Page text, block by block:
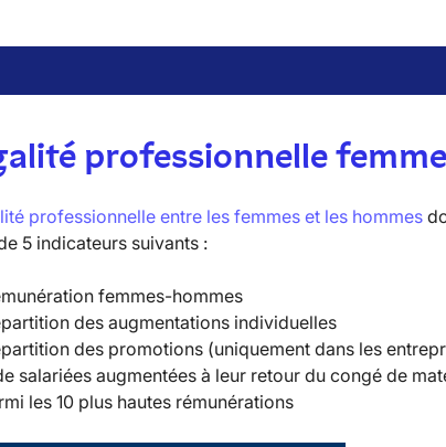
professionnelle
professionnelle entre les femmes et les hommes
5 indicateurssuivants :
femmes-hommes
des augmentations individuelles
des promotions (uniquement dans les
salariées augmentées à leur retour du congé de
les 10 plus hautes rémunérations